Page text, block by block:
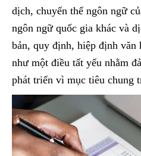
dịch, chuyển thể ngôn ngữ
ngôn ngữ quốc gia khác và
bản, quy định, hiệp định
như một điều tất yếu nhằm
phát triển vì mục tiêu chung